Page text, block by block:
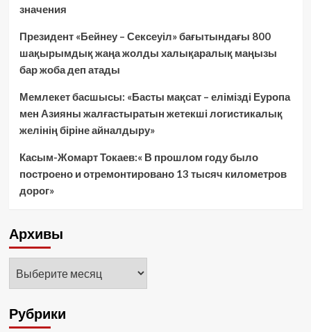
значения
Президент «Бейнеу – Сексеуіл» бағытындағы 800
шақырымдық жаңа жолды халықаралық маңызы
бар жоба деп атады
Мемлекет басшысы: «Басты мақсат – елімізді Еуропа
мен Азияны жалғастыратын жетекші логистикалық
желінің біріне айналдыру»
Касым-Жомарт Токаев:« В прошлом году было
построено и отремонтировано 13 тысяч километров
дорог»
Архивы
Рубрики